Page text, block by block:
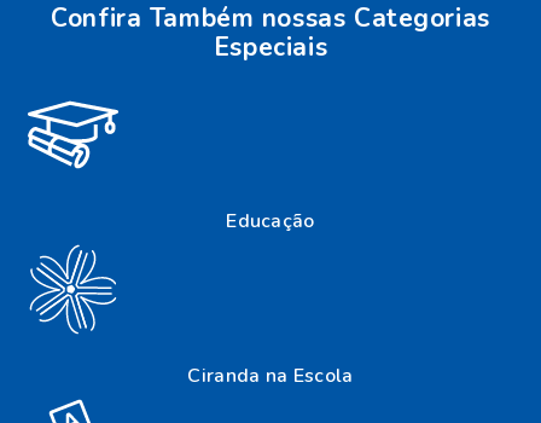
Confira Também nossas Categorias
Especiais